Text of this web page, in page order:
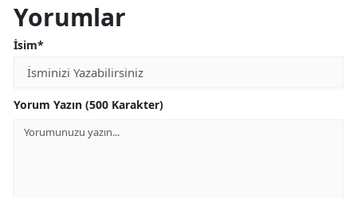
Yorumlar
İsim*
Yorum Yazın (500 Karakter)